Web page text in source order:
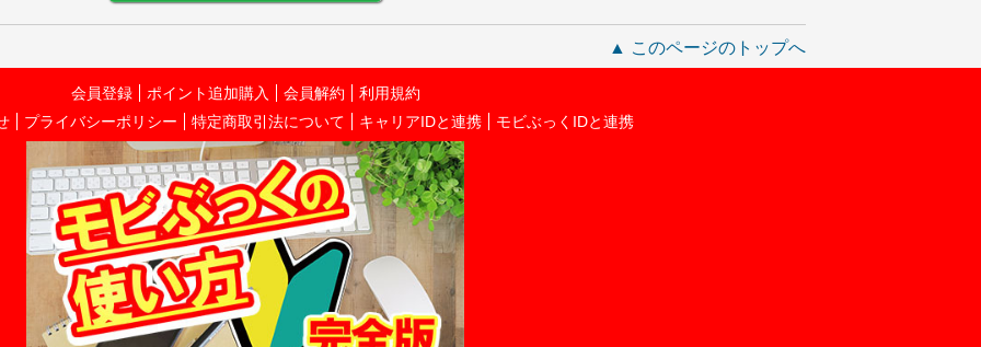
▲ このページのトップへ
会員登録 ポイント追加購入 会員解約
利用規約
プライバシーポリシー 特定商取引法について キャリアIDと連携 モビぶっくIDと連携